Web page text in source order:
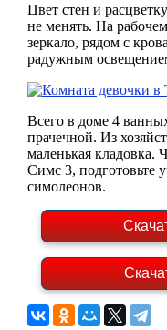
Цвет стен и
не менять. На
зеркало, рядом с
радужным
Всего в доме 4
прачечной. Из
маленькая кладовка.
Симс 3, подготовьте
симолеонов.